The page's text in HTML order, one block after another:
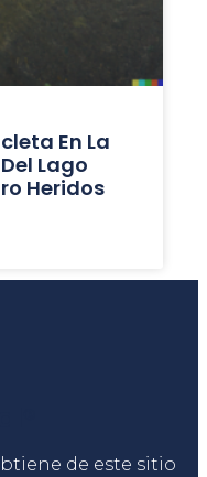
En La
Lago
Heridos
de este sitio